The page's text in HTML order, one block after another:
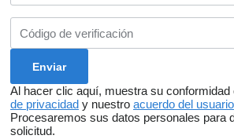
Al hacer clic aquí, muestra su conformidad
de privacidad y nuestro acuerdo del usuario
Procesaremos sus datos personales para
solicitud.